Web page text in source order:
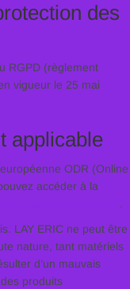
des
RGPD (règlement
vigueur le 25 mai
applicable
ODR (Online
accéder à la
.
LAY ERIC ne peut être
nature, tant matériels
d’un mauvais
produits